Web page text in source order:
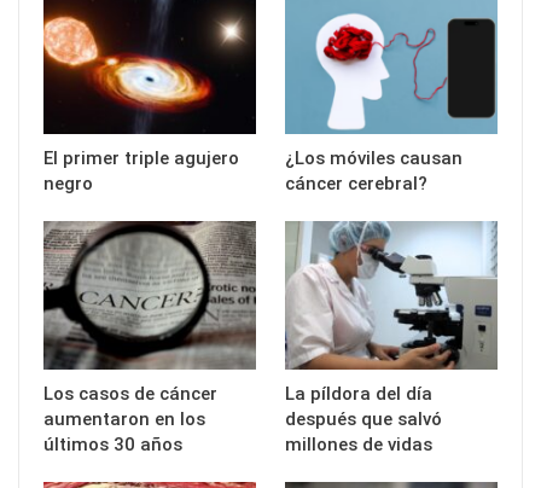
El primer triple agujero
negro
¿Los móviles causan
cáncer cerebral?
Los casos de cáncer
aumentaron en los
últimos 30 años
La píldora del día
después que salvó
millones de vidas